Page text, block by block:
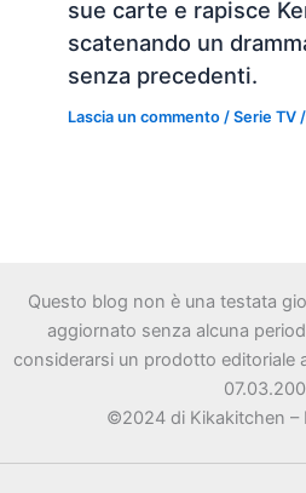
sue carte e rapisce
scatenando un
senza precedenti.
Lascia un commento /Serie TV
Questo blog non è una testata
aggiornato senza alcuna
considerarsi un prodotto editoriale
©2024 di Kikakitchen –